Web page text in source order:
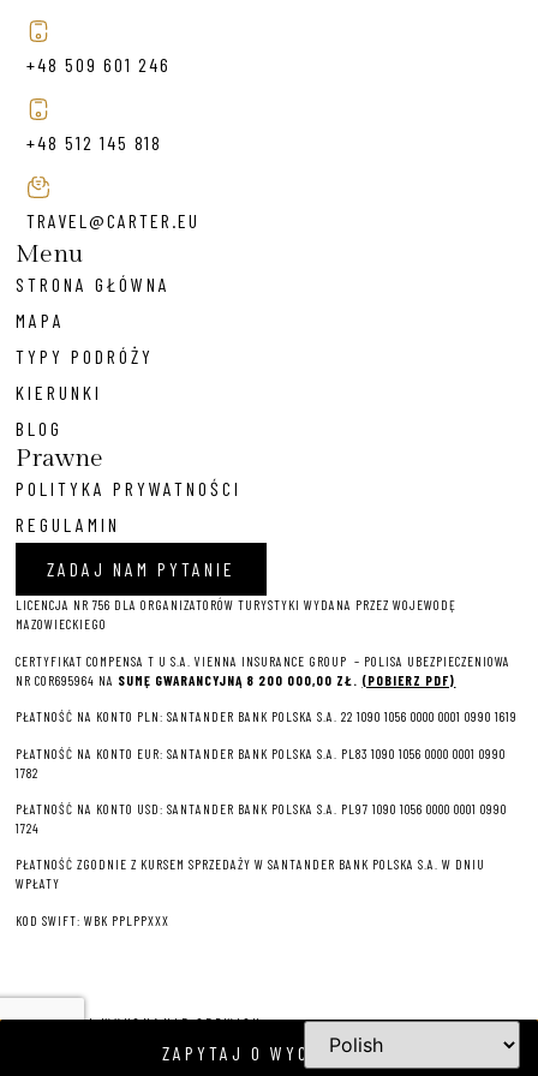
+48 509 601 246
+48 512 145 818
TRAVEL@CARTER.EU
Menu
STRONA GŁÓWNA
MAPA
TYPY PODRÓŻY
KIERUNKI
BLOG
Prawne
POLITYKA PRYWATNOŚCI
REGULAMIN
ZADAJ NAM PYTANIE
LICENCJA NR 756 DLA ORGANIZATORÓW TURYSTYKI WYDANA PRZEZ WOJEWODĘ
MAZOWIECKIEGO
CERTYFIKAT COMPENSA T U S.A. VIENNA INSURANCE GROUP – POLISA UBEZPIECZENIOWA
NR COR695964 NA SUMĘ GWARANCYJNĄ 8 200 000,00 ZŁ. (POBIERZ PDF)
PŁATNOŚĆ NA KONTO PLN: SANTANDER BANK POLSKA S.A. 22 1090 1056 0000 0001 0990 1619
PŁATNOŚĆ NA KONTO EUR: SANTANDER BANK POLSKA S.A. PL83 1090 1056 0000 0001 0990
1782
PŁATNOŚĆ NA KONTO USD: SANTANDER BANK POLSKA S.A. PL97 1090 1056 0000 0001 0990
1724
PŁATNOŚĆ ZGODNIE Z KURSEM SPRZEDAŻY W SANTANDER BANK POLSKA S.A. W DNIU
WPŁATY
KOD SWIFT: WBK PPLPPXXX
PROJEKT I WYKONANIE SERWISU
ZAPYTAJ O WYCIECZKĘ